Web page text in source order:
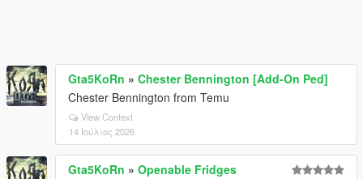
Gta5KoRn » Chester Bennington [Add-On Ped]
Chester Bennington from Temu
View Context
14 Ιούλιος 2026
Gta5KoRn » Openable Fridges